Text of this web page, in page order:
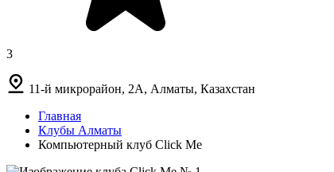
3
11-й микрорайон, 2А, Алматы, Казахстан
Главная
Клубы Алматы
Компьютерный клуб Click Me